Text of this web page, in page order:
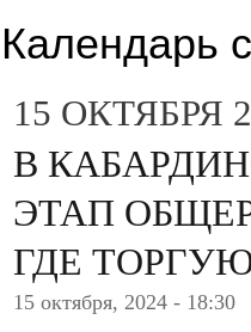
Календарь
15 ОКТЯБРЯ
В
ЭТАП
ГДЕ
15 октября, 2024 - 18:30